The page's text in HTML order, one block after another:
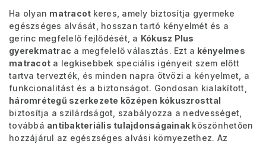
Ha olyan matracot keres, amely biztosítja gyermeke
egészséges alvását, hosszan tartó kényelmét és a
gerinc megfelelő fejlődését, a Kókusz Plus
gyerekmatrac a megfelelő választás. Ezt a kényelmes
matracot a legkisebbek speciális igényeit szem előtt
tartva tervezték, és minden napra ötvözi a kényelmet, a
funkcionalitást és a biztonságot. Gondosan kialakított,
háromrétegű szerkezete középen kókuszrosttal
biztosítja a szilárdságot, szabályozza a nedvességet,
továbbá antibakteriális tulajdonságainak köszönhetően
hozzájárul az egészséges alvási környezethez. Az